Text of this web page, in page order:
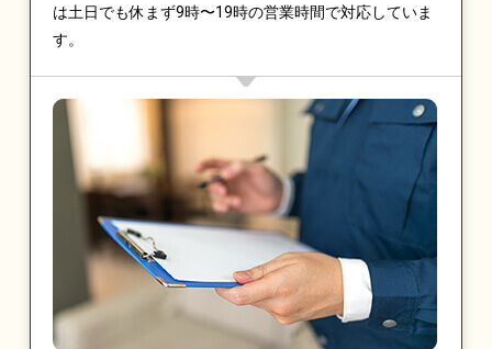
は土日でも休まず9時〜19時の営業時間で対応していま
す。